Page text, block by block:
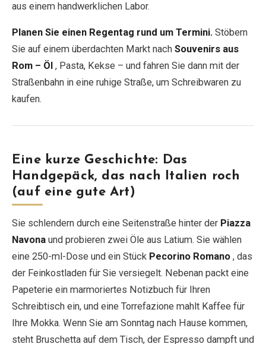
aus einem handwerklichen Labor.
Planen Sie einen Regentag rund um Termini. Stöbern
Sie auf einem überdachten Markt nach Souvenirs aus
Rom – Öl , Pasta, Kekse – und fahren Sie dann mit der
Straßenbahn in eine ruhige Straße, um Schreibwaren zu
kaufen.
Eine kurze Geschichte: Das
Handgepäck, das nach Italien roch
(auf eine gute Art)
Sie schlendern durch eine Seitenstraße hinter der Piazza
Navona und probieren zwei Öle aus Latium. Sie wählen
eine 250-ml-Dose und ein Stück Pecorino Romano , das
der Feinkostladen für Sie versiegelt. Nebenan packt eine
Papeterie ein marmoriertes Notizbuch für Ihren
Schreibtisch ein, und eine Torrefazione mahlt Kaffee für
Ihre Mokka. Wenn Sie am Sonntag nach Hause kommen,
steht Bruschetta auf dem Tisch, der Espresso dampft und